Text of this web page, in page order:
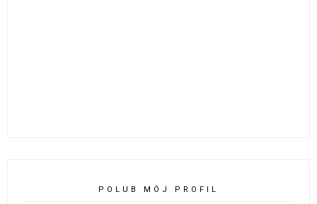
POLUB MÓJ PROFIL